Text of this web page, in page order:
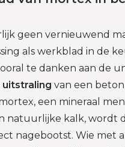
geen vernieuwend
als werkblad in de
te danken aan de
uitstraling van een
een mineraal
natuurlijke kalk, wordt
nagebootst. Wie met